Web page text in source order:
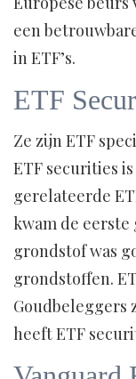
een
in ETF’s.
ETF
Ze zijn ETF
ETF securities
gerelateerde
kwam de
grondstof was
grondstoffen.
Goudbeleggers
heeft ETF